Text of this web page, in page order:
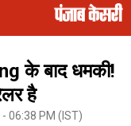
के बाद धमकी!
है
06:38 PM (IST)